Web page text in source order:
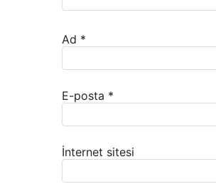
Ad *
E-posta *
İnternet sitesi